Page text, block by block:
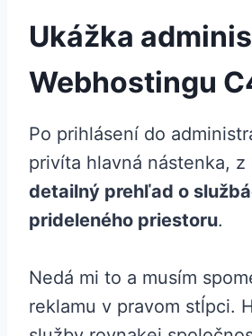
Ukážka
Webhostingu
Po prihlásení do
privíta hlavná nástenka,
detailný prehľad o
prideleného priestoru.
Nedá mi to a musím
reklamu v pravom stĺpci.